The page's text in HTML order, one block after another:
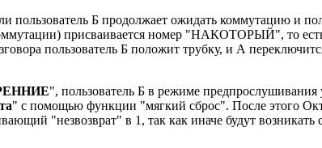
пользователь Б продолжает ожидать коммутацию и
присваивается номер "НАКОТОРЫЙ", то
пользователь Б положит трубку, и А
", пользователь Б в режиме
" с помощью функции "мягкий сброс". После этого
"незвозврат" в 1, так как иначе будут